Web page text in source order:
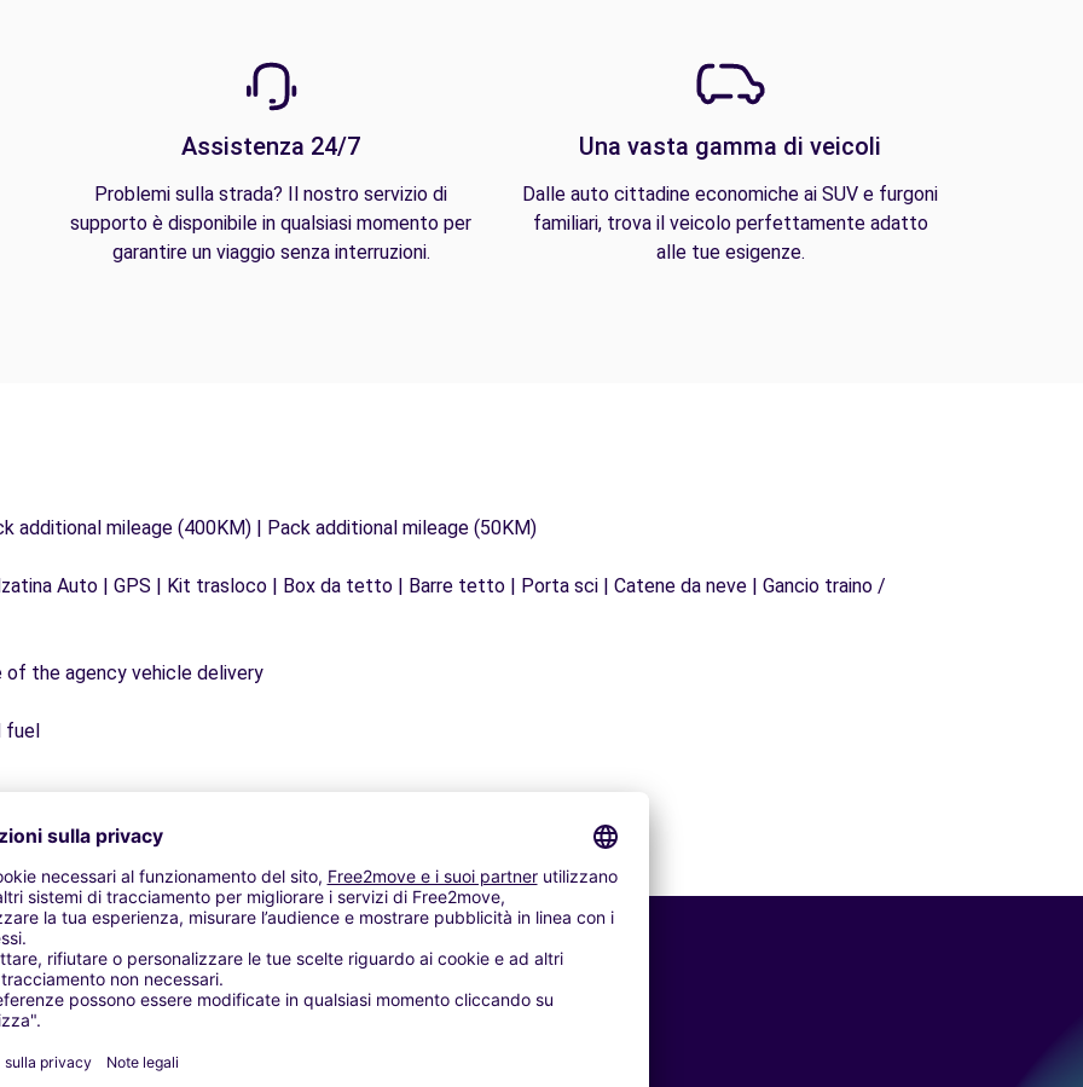
Assistenza 24/7
Problemi sulla strada? Il nostro servizio di
supporto è disponibile in qualsiasi momento per
garantire un viaggio senza interruzioni.
Una vasta gamma di veicoli
Dalle auto cittadine economiche ai SUV e furgoni
familiari, trova il veicolo perfettamente adatto
alle tue esigenze.
additional mileage (400KM) | Pack additional mileage (50KM)
Auto | GPS | Kit trasloco | Box da tetto | Barre tetto | Porta sci | Catene da neve | Gancio traino /
the agency vehicle delivery
fuel